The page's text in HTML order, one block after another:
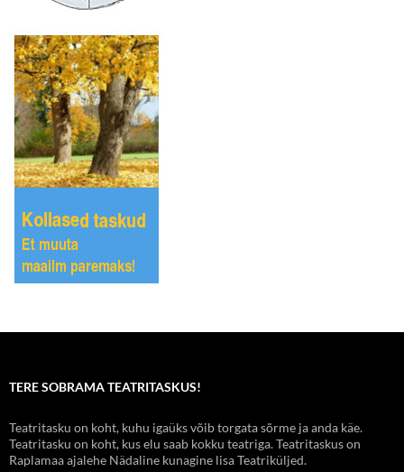
TERE SOBRAMA TEATRITASKUS!
Teatritasku on koht, kuhu igaüks võib torgata sõrme ja anda käe.
Teatritasku on koht, kus elu saab kokku teatriga. Teatritaskus on
Raplamaa ajalehe Nädaline kunagine lisa Teatriküljed.